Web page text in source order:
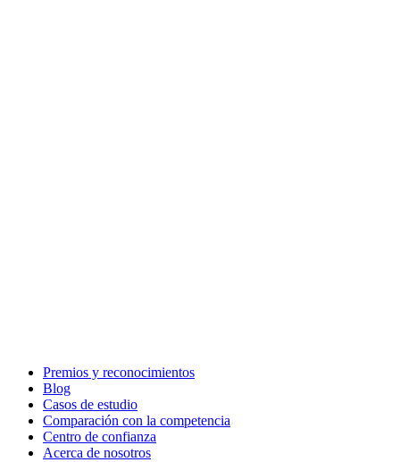
Premios y reconocimientos
Blog
Casos de estudio
Comparación con la competencia
Centro de confianza
Acerca de nosotros